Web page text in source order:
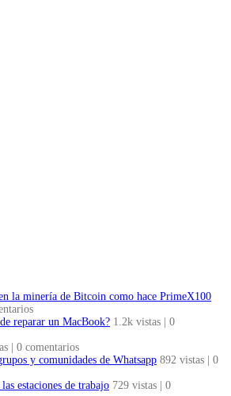
la minería de Bitcoin como hace PrimeX100
reparar un MacBook? 1.2k vistas
0
0 comentarios
y comunidades de Whatsapp 892 vistas
0
estaciones de trabajo 729 vistas
0